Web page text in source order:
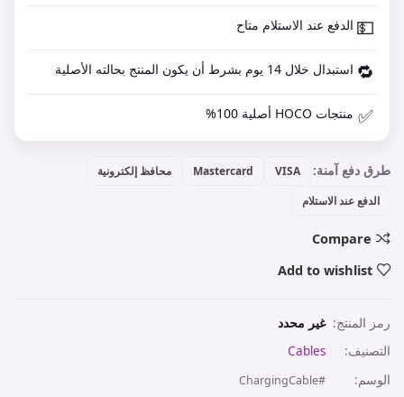
💵 الدفع عند الاستلام متاح
🔁 استبدال خلال 14 يوم بشرط أن يكون المنتج بحالته الأصلية
✅ منتجات HOCO أصلية 100%
طرق دفع آمنة: VISA
Mastercard
محافظ إلكترونية
الدفع عند الاستلام
Compare
Add to wishlist
رمز المنتج: غير محدد
التصنيف:
Cables
الوسم:
#ChargingCable